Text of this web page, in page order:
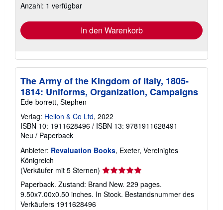
Anzahl: 1 verfügbar
In den Warenkorb
The Army of the Kingdom of Italy, 1805-
1814: Uniforms, Organization, Campaigns
Ede-borrett, Stephen
Verlag: Helion & Co Ltd, 2022
ISBN 10: 1911628496 / ISBN 13: 9781911628491
Neu / Paperback
Anbieter: Revaluation Books, Exeter, Vereinigtes
Königreich
(Verkäufer mit 5 Sternen) Verkäuferbewertung
von
5
Paperback. Zustand: Brand New. 229 pages.
9.50x7.00x0.50 inches. In Stock. Bestandsnummer des
Verkäufers 1911628496